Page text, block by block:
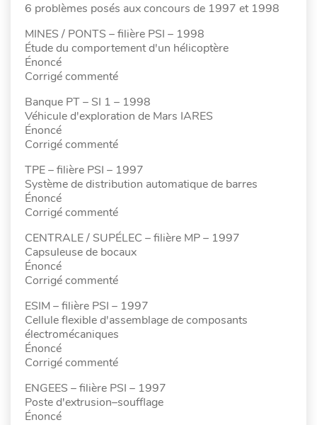
6 problèmes posés aux concours de 1997 et 1998
MINES / PONTS – filière PSI – 1998
Étude du comportement d'un hélicoptère
Énoncé
Corrigé commenté
Banque PT – SI 1 – 1998
Véhicule d'exploration de Mars IARES
Énoncé
Corrigé commenté
TPE – filière PSI – 1997
Système de distribution automatique de barres
Énoncé
Corrigé commenté
CENTRALE / SUPÉLEC – filière MP – 1997
Capsuleuse de bocaux
Énoncé
Corrigé commenté
ESIM – filière PSI – 1997
Cellule flexible d'assemblage de composants
électromécaniques
Énoncé
Corrigé commenté
ENGEES – filière PSI – 1997
Poste d'extrusion–soufflage
Énoncé